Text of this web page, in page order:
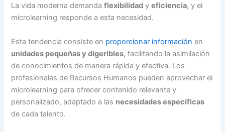
La vida moderna demandaflexibilidad yeficiencia, y el
microlearning responde a esta necesidad.
Esta tendencia consiste en proporcionar información en
unidades pequeñas y digeribles, facilitando la asimilación
de conocimientos de manera rápida y efectiva. Los
profesionales de Recursos Humanos pueden aprovechar el
microlearning para ofrecer contenido relevante y
personalizado, adaptado a las necesidades específicas
de cada talento.